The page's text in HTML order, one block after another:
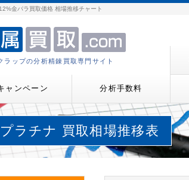
金パラ買取価格 相場推移チャート
ラップの分析精錬買取専門サイト
ャンペーン 分析手数料
ラチナ 買取相場推移表